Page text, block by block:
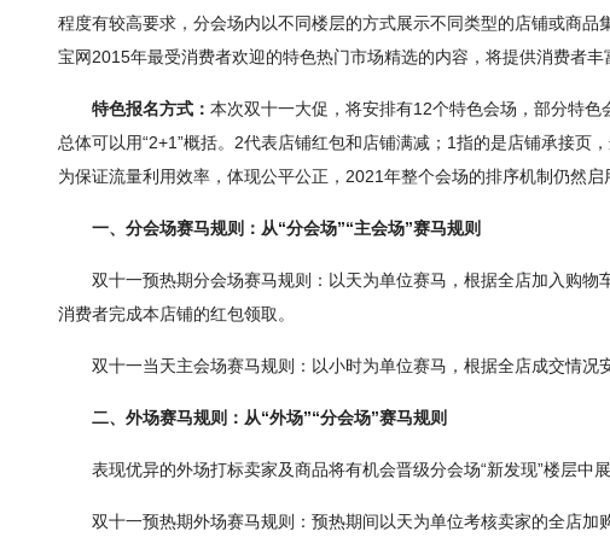
程度有较高要求，分会场内以不同楼层的方式展示不同类型的店铺或商品
宝网2015年最受消费者欢迎的特色热门市场精选的内容，将提供消费者丰
特色报名方式： 本次双十一大促，将安排有12个特色会场，部分特色
总体可以用“2+1”概括。2代表店铺红包和店铺满减；1指的是店铺承接
为保证流量利用效率，体现公平公正，2021年整个会场的排序机制仍然
一、分会场赛马规则：从“分会场”“主会场”赛马规则
双十一预热期分会场赛马规则：以天为单位赛马，根据全店加入购
消费者完成本店铺的红包领取。
双十一当天主会场赛马规则：以小时为单位赛马，根据全店成交情况
二、外场赛马规则：从“外场”“分会场”赛马规则
表现优异的外场打标卖家及商品将有机会晋级分会场“新发现”楼层中展
双十一预热期外场赛马规则：预热期间以天为单位考核卖家的全店